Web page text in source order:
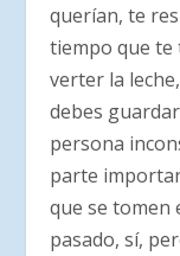
querían, te
tiempo que te
verter la
debes
persona
parte
que se tomen
pasado, sí,